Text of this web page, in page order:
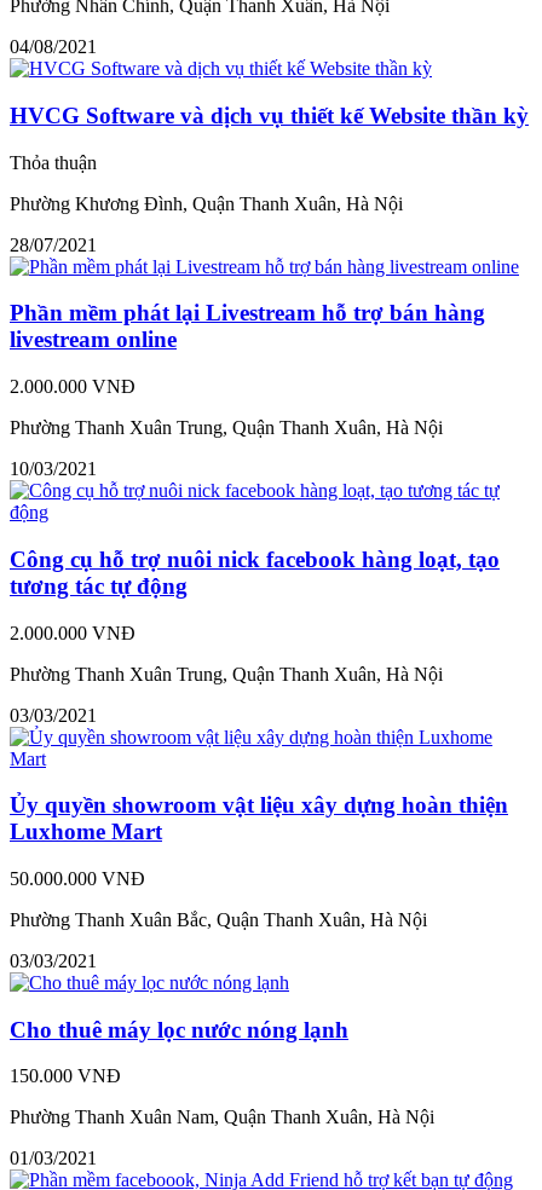
Phường Nhân Chính, Quận Thanh Xuân, Hà Nội
04/08/2021
HVCG Software và dịch vụ thiết kế Website thần kỳ
Thỏa thuận
Phường Khương Đình, Quận Thanh Xuân, Hà Nội
28/07/2021
Phần mềm phát lại Livestream hỗ trợ bán hàng
livestream online
2.000.000 VNĐ
Phường Thanh Xuân Trung, Quận Thanh Xuân, Hà Nội
10/03/2021
Công cụ hỗ trợ nuôi nick facebook hàng loạt, tạo
tương tác tự động
2.000.000 VNĐ
Phường Thanh Xuân Trung, Quận Thanh Xuân, Hà Nội
03/03/2021
Ủy quyền showroom vật liệu xây dựng hoàn thiện
Luxhome Mart
50.000.000 VNĐ
Phường Thanh Xuân Bắc, Quận Thanh Xuân, Hà Nội
03/03/2021
Cho thuê máy lọc nước nóng lạnh
150.000 VNĐ
Phường Thanh Xuân Nam, Quận Thanh Xuân, Hà Nội
01/03/2021